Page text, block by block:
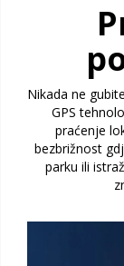
Nikada ne
GPS
praćenje
bezbrižnost
parku ili